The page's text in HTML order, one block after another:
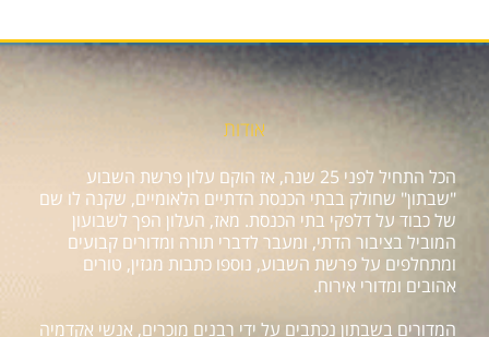
אודות
הכל התחיל לפני 25 שנה, אז הוקם עלון פרשת השבוע
"שבתון" שחולק בבתי הכנסת הדתיים הלאומיים, שקנה לו שם
של כבוד על דלפקי בתי הכנסת. מאז, העלון הפך לשבועון
המוביל בציבור הדתי, ומעבר לדברי תורה ומדורים קבועים
ומתחלפים על פרשת השבוע, נוספו כתבות מגזין, טורים
אהובים ומדורי אירוח.
המדורים בשבתון נכתבים על ידי רבנים מוכרים, אנשי אקדמיה